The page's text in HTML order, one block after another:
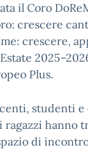
il Coro
crescere
crescere,
Plus.
studenti
hanno
di